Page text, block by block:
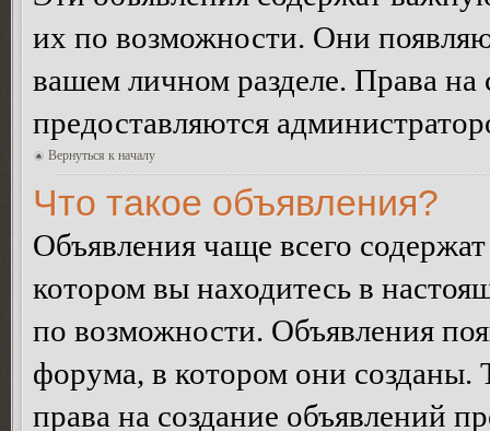
их по возможности. Они
вашем личном разделе. Права
предоставляются
Вернуться к началу
Что такое объявления?
Объявления чаще всего
котором вы находитесь в
по возможности. Объявления
форума, в котором они
права на создание объявлений